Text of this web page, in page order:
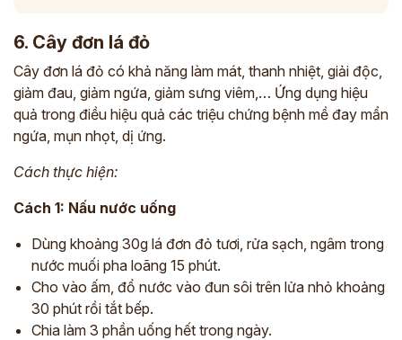
6. Cây đơn lá đỏ
Cây đơn lá đỏ có khả năng làm mát, thanh nhiệt, giải độc,
giảm đau, giảm ngứa, giảm sưng viêm,… Ứng dụng hiệu
quả trong điều hiệu quả các triệu chứng bệnh mề đay mẩn
ngứa, mụn nhọt, dị ứng.
Cách thực hiện:
Cách 1: Nấu nước uống
Dùng khoảng 30g lá đơn đỏ tươi, rửa sạch, ngâm trong
nước muối pha loãng 15 phút.
Cho vào ấm, đổ nước vào đun sôi trên lửa nhỏ khoảng
30 phút rồi tắt bếp.
Chia làm 3 phần uống hết trong ngày.